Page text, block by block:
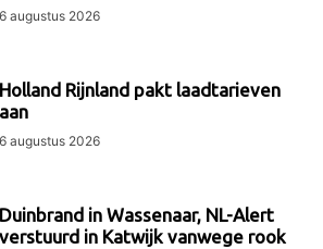
6 augustus 2026
Holland Rijnland pakt laadtarieven
aan
6 augustus 2026
Duinbrand in Wassenaar, NL-Alert
verstuurd in Katwijk vanwege rook